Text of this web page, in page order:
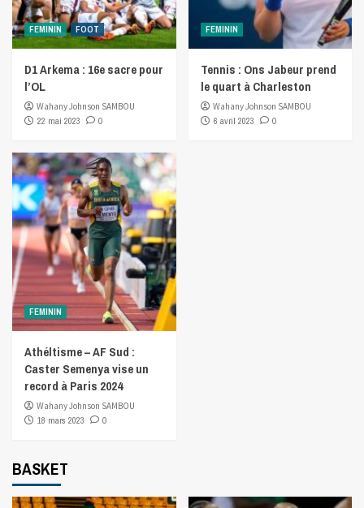
FEMININ FOOT
D1 Arkema : 16e sacre pour
l’OL
Wahany Johnson SAMBOU
22 mai 2023
0
FEMININ
Tennis : Ons Jabeur prend
le quart à Charleston
Wahany Johnson SAMBOU
6 avril 2023
0
FEMININ
Athéltisme – AF Sud :
Caster Semenya vise un
record à Paris 2024
Wahany Johnson SAMBOU
18 mars 2023
0
BASKET